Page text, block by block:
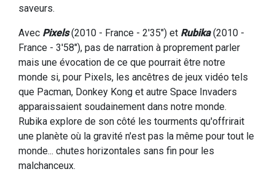
saveurs.
Avec Pixels(2010 - France - 2'35") et Rubika(2010 -
France - 3'58"), pas de narration à proprement parler
mais une évocation de ce que pourrait être notre
monde si, pour Pixels, les ancêtres de jeux vidéo tels
que Pacman, Donkey Kong et autre Space Invaders
apparaissaient soudainement dans notre monde.
Rubika explore de son côté les tourments qu'offrirait
une planète où la gravité n'est pas la même pour tout le
monde... chutes horizontales sans fin pour les
malchanceux.